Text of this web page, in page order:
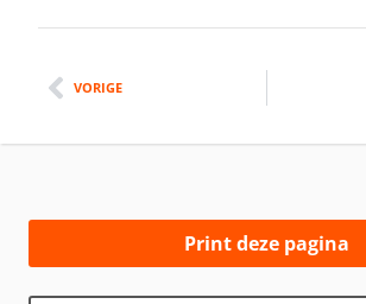
VORIGE
Print deze pagina